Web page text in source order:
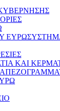
ΚΑΙ